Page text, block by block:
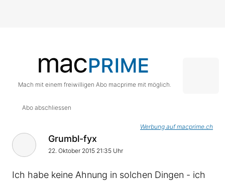
Mach mit einem freiwilligen Abo macprime mit möglich.
Abo abschliessen
Werbung auf macprime.ch
Grumbl-fyx
22. Oktober 2015 21:35 Uhr
Ich habe keine Ahnung in solchen Dingen - ich